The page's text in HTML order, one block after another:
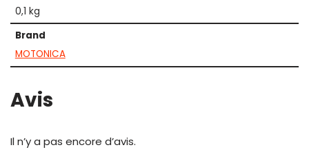
0,1 kg
Brand
MOTONICA
Avis
Il n’y a pas encore d’avis.